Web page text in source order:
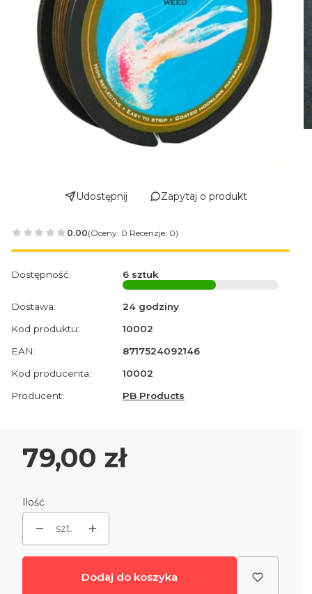
Udostępnij Zapytaj o produkt
0.00(Oceny: 0 Recenzje: 0)
Dostępność: 6 sztuk
Dostawa:
24 godziny
Kod produktu:
10002
EAN:
8717524092146
Kod producenta:
10002
Producent:
PB Products
Cena
79,00 zł
Ilość
szt.
Dodaj do koszyka